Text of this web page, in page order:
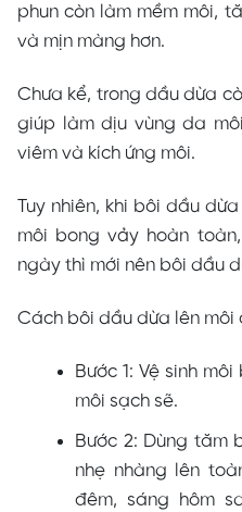
phun còn làm mềm môi,
và mịn màng hơn.
Chưa kể, trong dầu dừa
giúp làm dịu vùng da
viêm và kích ứng môi.
Tuy nhiên, khi bôi dầu
môi bong vảy hoàn
ngày thì mới nên bôi dầu
Cách bôi dầu dừa lên môi
Bước 1: Vệ sinh
môi sạch sẽ.
Bước 2: Dùng tăm
nhẹ nhàng lên
đêm, sáng hôm